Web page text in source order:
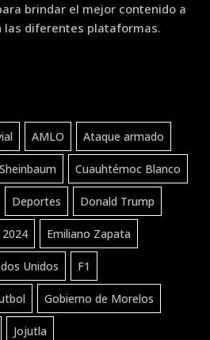
brindar el mejor contenido a
las diferentes plataformas.
AMLO Ataque armado
Cuauhtémoc Blanco
Deportes Donald Trump
2024 Emiliano Zapata
Unidos F1
Gobierno de Morelos
Jojutla